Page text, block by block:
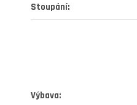
Stoupání:
Výbava: